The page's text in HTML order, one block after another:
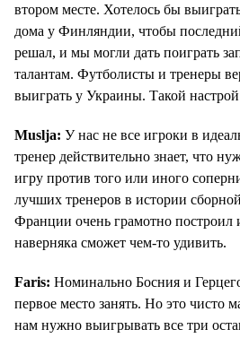
втором месте. Хотелось бы
дома у Финляндии, чтобы
решал, и мы могли дать поиграть
талантам. Футболисты и тренеры
выиграть у Украины. Такой
Muslja: У нас не все игроки в
тренер действительно знает, что
игру против того или иного
лучших тренеров в истории
Франции очень грамотно построил
наверняка сможет чем-то удивить.
Faris: Номинально Босния и
первое место занять. Но это чисто
нам нужно выигрывать все три